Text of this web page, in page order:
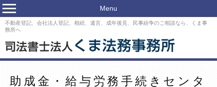
不動産登記、会社法人登記、相続、遺言、成年後見、民事紛争のご相談なら、くま事
務所へ
Menu
助成金・給与労務手続きセンタ